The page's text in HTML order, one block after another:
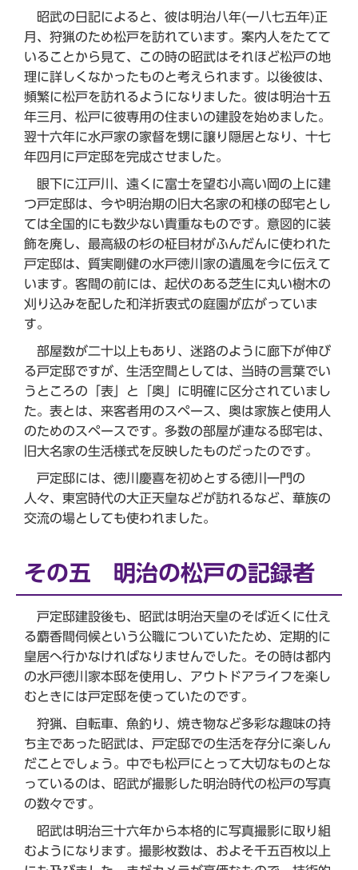
昭武の日記によると、彼は明治八年(一八七五年)正
月、狩猟のため松戸を訪れています。案内人をたてて
いることから見て、この時の昭武はそれほど松戸の地
理に詳しくなかったものと考えられます。以後彼は、
頻繁に松戸を訪れるようになりました。彼は明治十五
年三月、松戸に彼専用の住まいの建設を始めました。
翌十六年に水戸家の家督を甥に譲り隠居となり、十七
年四月に戸定邸を完成させました。
眼下に江戸川、遠くに富士を望む小高い岡の上に建
つ戸定邸は、今や明治期の旧大名家の和様の邸宅とし
ては全国的にも数少ない貴重なものです。意図的に装
飾を廃し、最高級の杉の柾目材がふんだんに使われた
戸定邸は、質実剛健の水戸徳川家の遺風を今に伝えて
います。客間の前には、起伏のある芝生に丸い樹木の
刈り込みを配した和洋折衷式の庭園が広がっていま
す。
部屋数が二十以上もあり、迷路のように廊下が伸び
る戸定邸ですが、生活空間としては、当時の言葉でい
うところの「表」と「奥」に明確に区分されていまし
た。表とは、来客者用のスペース、奥は家族と使用人
のためのスペースです。多数の部屋が連なる邸宅は、
旧大名家の生活様式を反映したものだったのです。
戸定邸には、徳川慶喜を初めとする徳川一門の
人々、東宮時代の大正天皇などが訪れるなど、華族の
交流の場としても使われました。
その五 明治の松戸の記録者
戸定邸建設後も、昭武は明治天皇のそば近くに仕え
る麝香間伺候という公職についていたため、定期的に
皇居へ行かなければなりませんでした。その時は都内
の水戸徳川家本邸を使用し、アウトドアライフを楽し
むときには戸定邸を使っていたのです。
狩猟、自転車、魚釣り、焼き物など多彩な趣味の持
ち主であった昭武は、戸定邸での生活を存分に楽しん
だことでしょう。中でも松戸にとって大切なものとな
っているのは、昭武が撮影した明治時代の松戸の写真
の数々です。
昭武は明治三十六年から本格的に写真撮影に取り組
むようになります。撮影枚数は、およそ千五百枚以上